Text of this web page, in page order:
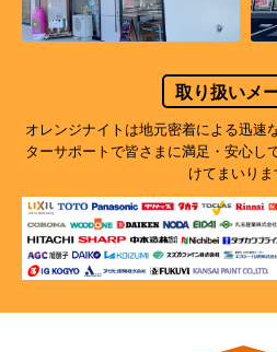
取り扱いメ
オレンジナイトは地元密着による迅速
ターサポートで皆さまに満足・安心し
けてまいりま